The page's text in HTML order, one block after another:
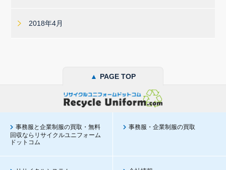
2018年4月
▲ PAGE TOP
事務服と企業制服の買取・無料
回収ならリサイクルユニフォーム
ドットコム
事務服・企業制服の買取